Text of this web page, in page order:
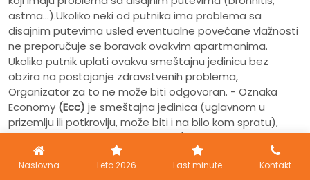
astma...).Ukoliko neki od putnika ima problema sa
disajnim putevima usled eventualne povećane vlažnosti
ne preporučuje se boravak ovakvim apartmanima.
Ukoliko putnik uplati ovakvu smeštajnu jedinicu bez
obzira na postojanje zdravstvenih problema,
Organizator za to ne može biti odgovoran. - Oznaka
Economy (Ecc) je smeštajna jedinica (uglavnom u
prizemlju ili potkrovlju, može biti i na bilo kom spratu),
nešto lošijeg kvaliteta od ostalih (značajno manje
kvadrature i lošijeg kvaliteta od ostalih u objektu). U
ovakvim smeštajnim jedinicama moguće je da kosine
Naslovna Leto 2026 Last minute Kontakt